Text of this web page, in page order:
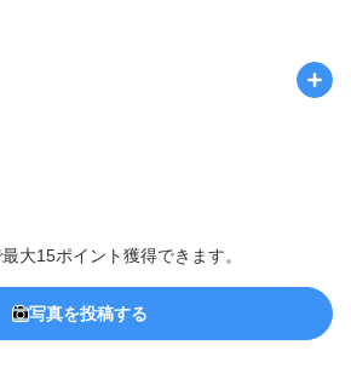
大15ポイント獲得できます。
写真を投稿する